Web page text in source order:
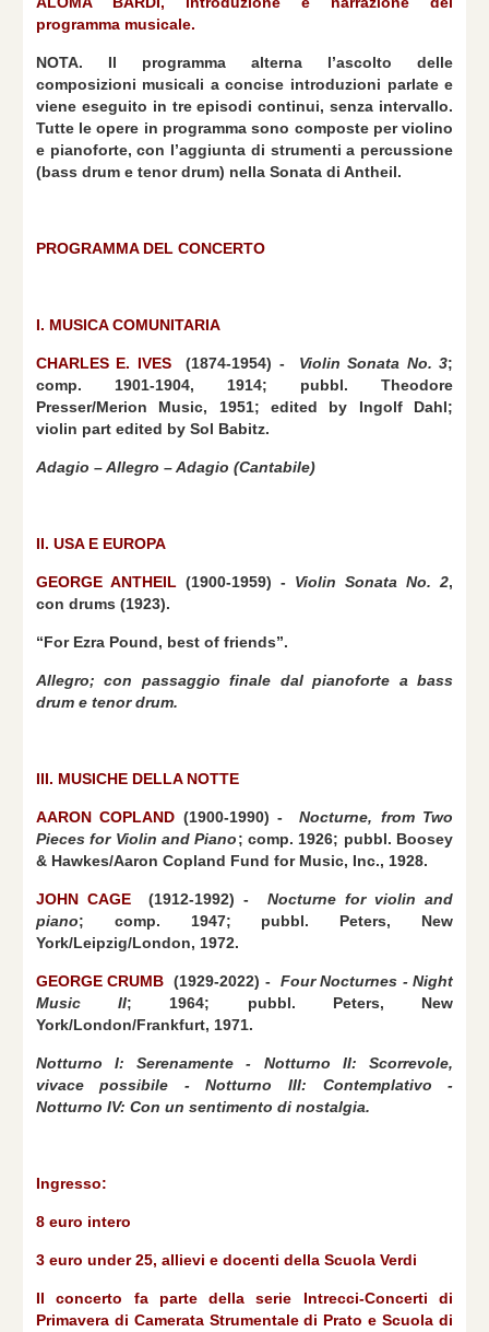
programma musicale.
NOTA. Il programma alterna l’ascolto delle
composizioni musicali a concise introduzioni parlate e
viene eseguito in tre episodi continui, senza intervallo.
Tutte le opere in programma sono composte per violino
e pianoforte, con l’aggiunta di strumenti a percussione
(bass drum e tenor drum) nella Sonata di Antheil.
PROGRAMMA DEL CONCERTO
I. MUSICA COMUNITARIA
CHARLES E. IVES (1874-1954) - Violin Sonata No. 3;
comp. 1901-1904, 1914; pubbl. Theodore
Presser/Merion Music, 1951; edited by Ingolf Dahl;
violin part edited by Sol Babitz.
Adagio – Allegro – Adagio (Cantabile)
II. USA E EUROPA
GEORGE ANTHEIL(1900-1959) - Violin Sonata No. 2,
con drums (1923).
“For Ezra Pound, best of friends”.
Allegro; con passaggio finale dal pianoforte a bass
drum e tenor drum.
III. MUSICHE DELLA NOTTE
AARON COPLAND (1900-1990) -Nocturne, from Two
Pieces for Violin and Piano; comp. 1926; pubbl. Boosey
& Hawkes/Aaron Copland Fund for Music, Inc., 1928.
JOHN CAGE (1912-1992) - Nocturne for violin and
piano; comp. 1947; pubbl. Peters, New
York/Leipzig/London, 1972.
GEORGE CRUMB (1929-2022) - Four Nocturnes - Night
Music II; 1964; pubbl. Peters, New
York/London/Frankfurt, 1971.
Notturno I: Serenamente - Notturno II: Scorrevole,
vivace possibile - Notturno III: Contemplativo -
Notturno IV: Con un sentimento di nostalgia.
Ingresso:
8 euro intero
3 euro under 25, allievi e docenti della Scuola Verdi
Il concerto fa parte della serie Intrecci-Concerti di
Primavera di Camerata Strumentale di Prato e Scuola di